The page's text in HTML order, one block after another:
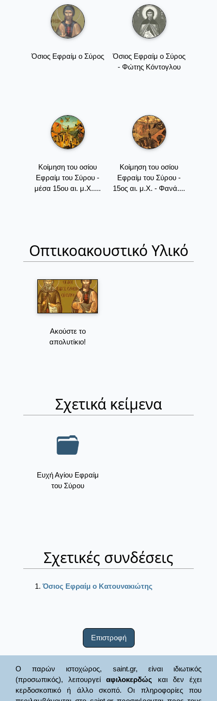
Όσιος Εφραίμ ο Σύρος
Όσιος Εφραίμ ο Σύρος
- Φώτης Κόντογλου
Kοίμηση του οσίου
Eφραίμ του Σύρου -
μέσα 15ου αι. μ.Χ.....
Kοίμηση του οσίου
Eφραίμ του Σύρου -
15ος αι. μ.Χ. - Φανά....
Οπτικοακουστικό Υλικό
Ακούστε το
απολυτίκιο!
Σχετικά κείμενα
Ευχή Αγίου Εφραίμ
του Σύρου
Σχετικές συνδέσεις
Όσιος Εφραίμ ο Κατουνακιώτης
Επιστροφή
Ο παρών ιστοχώρος, saint.gr, είναι ιδιωτικός
(προσωπικός), λειτουργείαφιλοκερδώς και δεν έχει
κερδοσκοπικό ή άλλο σκοπό. Οι πληροφορίες που